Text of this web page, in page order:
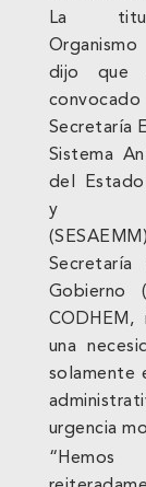
La
dijo que
Secretaría
Sistema
del
y
Secretaría
Gobierno
CODHEM,
una
solamente
urgencia